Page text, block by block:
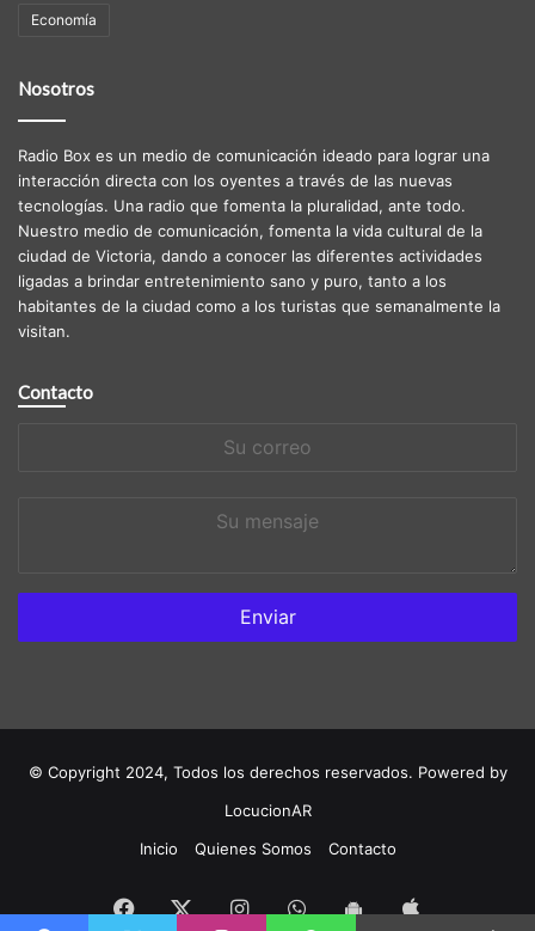
Economía
Nosotros
Radio Box es un medio de comunicación ideado para lograr una
interacción directa con los oyentes a través de las nuevas
tecnologías. Una radio que fomenta la pluralidad, ante todo.
Nuestro medio de comunicación, fomenta la vida cultural de la
ciudad de Victoria, dando a conocer las diferentes actividades
ligadas a brindar entretenimiento sano y puro, tanto a los
habitantes de la ciudad como a los turistas que semanalmente la
visitan.
Contacto
© Copyright 2024, Todos los derechos reservados. Powered by
LocucionAR
Inicio
Quienes Somos Contacto
Facebook
TwitterInstagramWhatsapp
App